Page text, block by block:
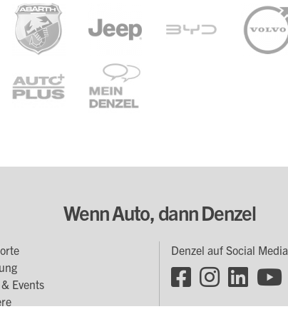
Wenn Auto, dann Denzel
Events
Denzel auf Social Media
Footer
Social